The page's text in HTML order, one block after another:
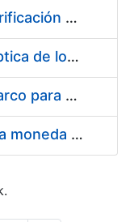
Servicio de Calibración y Verificación Externa de los Equipos de Medición del Servicio de Prevención de la FNMT-RCM
Conexión mediante Fibra Óptica de los Centros de Proceso de Datos (CPDs) de las sedes de la FNMT-RCM de Burgos y Madrid
Contratación de acuerdo marco para el Suministro de Material de Electricidad para la Fábrica Nacional de Moneda y Timbre-Real Casa de la Moneda en su centro de trabajo de Burgos
Suministro de estuches para moneda de 30 €